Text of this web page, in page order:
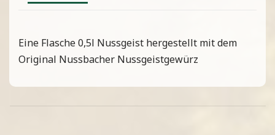
Eine Flasche 0,5l Nussgeist hergestellt mit dem
Original Nussbacher Nussgeistgewürz